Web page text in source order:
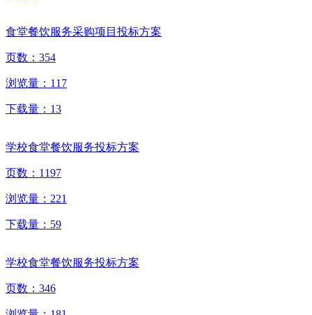
食堂餐饮服务采购项目投标方案
页数： 354
浏览量： 117
下载量： 13
学校食堂餐饮服务投标方案
页数： 1197
浏览量： 221
下载量： 59
学校食堂餐饮服务投标方案
页数： 346